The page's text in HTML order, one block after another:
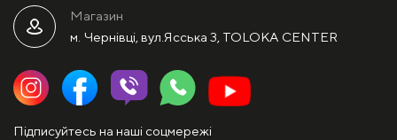
Магазин
м. Чернівці, вул.Ясська 3, TOLOKA CENTER
Підписуйтесь на наші соцмережі